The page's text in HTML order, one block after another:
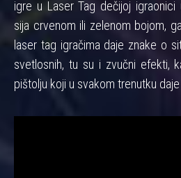
igre u Laser Tag dečijoj
sija crvenom ili zelenom bojom,
laser tag igračima daje znake o
svetlosnih, tu su i zvučni efekti,
pištolju koji u svakom trenutku